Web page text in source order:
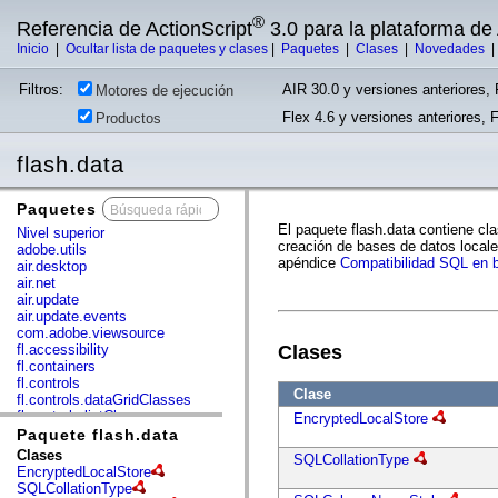
Referencia de ActionScript® 3.0 para la plataforma de
Inicio Ocultar lista de paquetes y clases Paquetes Clases Novedades
Filtros: Motores de ejecución
AIR 30.0 y versiones anteriores,
Productos
Flex 4.6 y versiones anteriores,
flash.data
Paquetes
Nivel superior
adobe.utils
air.desktop
air.net
air.update
air.update.events
com.adobe.viewsource
fl.accessibility
fl.containers
fl.controls
fl.controls.dataGridClasses
fl.controls.listClasses
fl.controls.progressBarClasses
fl.core
fl.data
fl.display
Paquete flash.data
Clases
EncryptedLocalStore
SQLCollationType
El paquete flash.data contiene
creación de bases de datos
apéndice Compatibilidad SQL en
Clases
Clase
EncryptedLocalStore
SQLCollationType